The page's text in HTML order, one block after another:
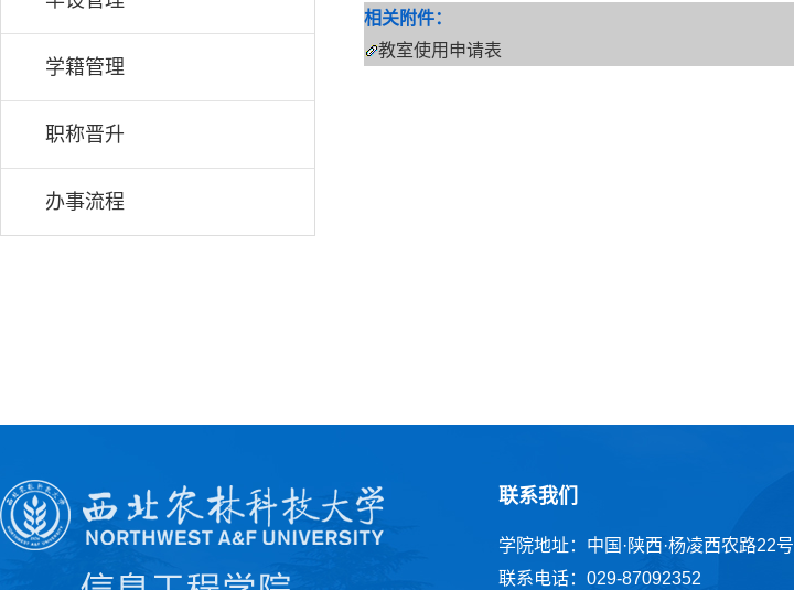
学籍管理
职称晋升
办事流程
相关附件：
教室使用申请表
联系我们
学院地址：中国·陕西·杨凌西农路22号
联系电话：029-87092352